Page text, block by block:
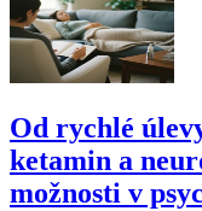
Od rychlé
ketamin a
možnosti v